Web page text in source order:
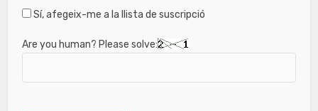
Sí, afegeix-me a la llista de suscripció
Are you human? Please solve: